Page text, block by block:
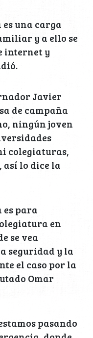
una carga
y a ello se
internet y
Javier
de campaña
ningún joven
colegiaturas,
así lo dice la
para
en
se vea
seguridad y la
el caso por la
Omar
pasando